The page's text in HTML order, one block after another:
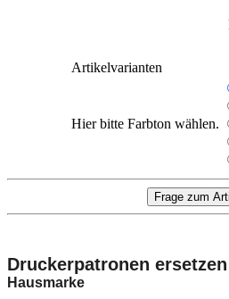
Artikelvarianten
Hier bitte Farbton wählen.
Druckerpatronen
Hausmarke